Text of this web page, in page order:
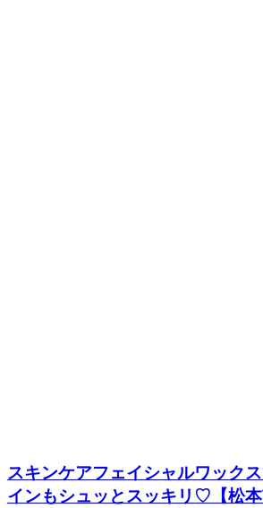
スキンケアフェイシャルワック
インもシュッとスッキリ♡【松